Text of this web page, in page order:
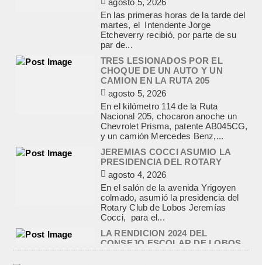
agosto 5, 2026
En el kilómetro 114 de la Ruta
Nacional 205, chocaron anoche un
Chevrolet Prisma, patente AB045CG,
y un camión Mercedes Benz,...
JEREMIAS COCCI ASUMIO LA
PRESIDENCIA DEL ROTARY
agosto 4, 2026
En el salón de la avenida Yrigoyen
colmado, asumió la presidencia del
Rotary Club de Lobos Jeremías
Cocci, para el...
LA RENDICION 2024 DEL
CONSEJO ESCOLAR DE LOBOS
APROBADA POR EL TRIBUNAL
DE CUENTAS BONAERENSE
agosto 3, 2026
El Tribunal de Cuentas de la Provincia
de Buenos Aires aprobó formalmente
la rendición de cuentas
correspondiente al Ejercicio 2024,...
PRE-FEDERAL MASCULINO DE